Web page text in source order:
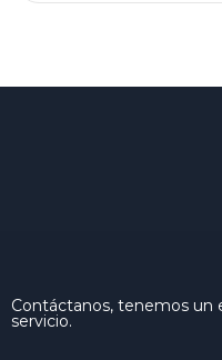
Contáctanos, tenemos un
servicio.